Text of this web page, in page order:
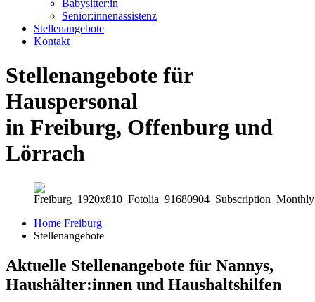
Babysitter:in
Senior:innenassistenz
Stellenangebote
Kontakt
Stellenangebote für
Hauspersonal
in Freiburg, Offenburg und
Lörrach
Home Freiburg
Stellenangebote
Aktuelle Stellen­angebote für Nannys,
Haus­hälter:innen und Haushalts­hilfen